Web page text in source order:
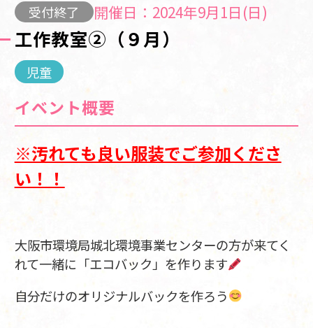
受付終了 開催日：2024年9月1日(日)
工作教室②（９月）
児童
イベント概要
※汚れても良い服装でご参加くださ
い！！
大阪市環境局城北環境事業センターの方が来てく
れて一緒に「エコバック」を作ります
自分だけのオリジナルバックを作ろう